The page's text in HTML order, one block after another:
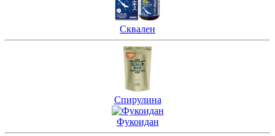
Сквален
Спирулина
Фукоидан